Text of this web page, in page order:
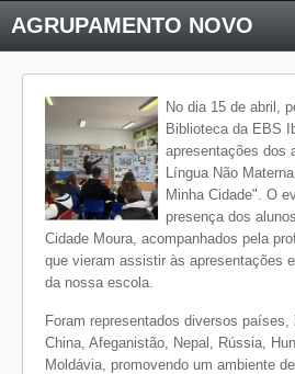
AGRUPAMENTO NOVO
No dia 15 de abril,
Biblioteca da EBS
apresentações dos
Língua Não
Minha Cidade". O
presença dos
Cidade Moura, acompanhados pela
que vieram assistir às apresentações
da nossa escola.
Foram representados diversos países,
China, Afeganistão, Nepal, Rússia,
Moldávia, promovendo um ambiente